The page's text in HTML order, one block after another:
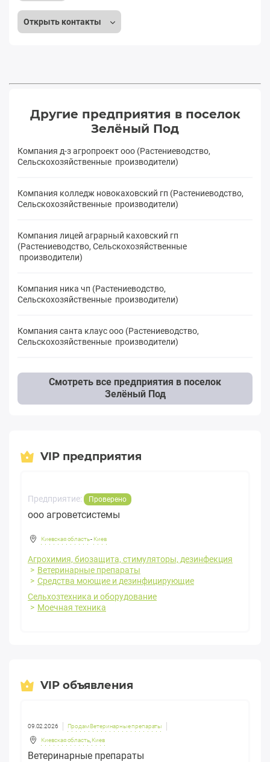
Открыть контакты
Другие предприятия в поселок
Зелёный Под
Компания д-з агропроект ооо (Растениеводство,
Сельскохозяйственные производители)
Компания колледж новокаховский гп (Растениеводство,
Сельскохозяйственные производители)
Компания лицей аграрный каховский гп
(Растениеводство, Сельскохозяйственные
производители)
Компания ника чп (Растениеводство,
Сельскохозяйственные производители)
Компания санта клаус ооо (Растениеводство,
Сельскохозяйственные производители)
Смотреть все предприятия в поселок
Зелёный Под
VIP предприятия
Предприятие: Проверено
ооо агроветсистемы
Киевская область- Киев
Агрохимия, биозащита, стимуляторы, дезинфекция
Ветеринарные препараты
Средства моющие и дезинфицирующие
Сельхозтехника и оборудование
Моечная техника
VIP объявления
09.02.2026 Продам Ветеринарные препараты
Киевская область, Киев
Ветеринарные препараты